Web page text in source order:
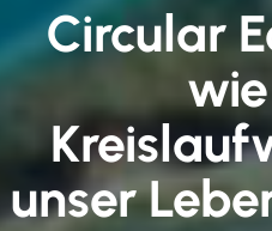
Circular
unser